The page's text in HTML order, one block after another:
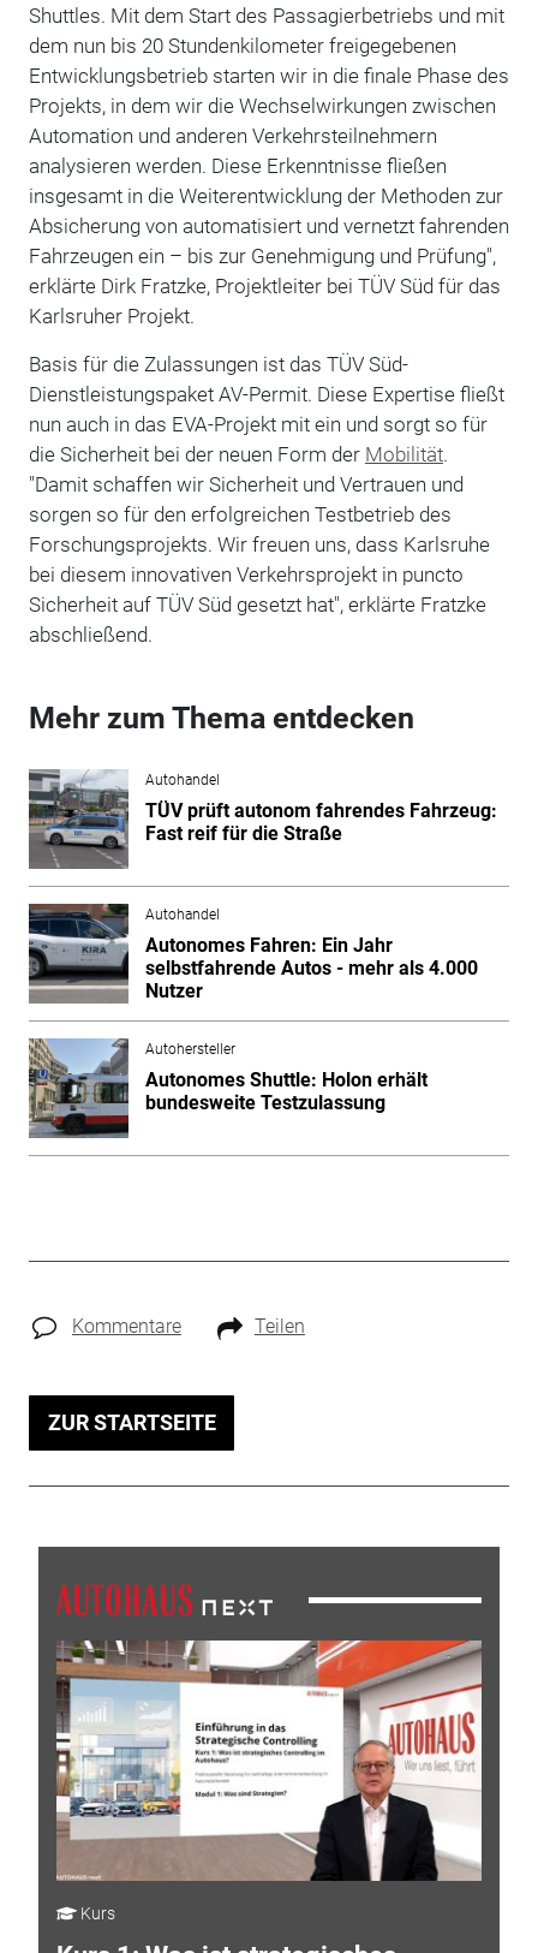
Shuttles. Mit dem Start des Passagierbetriebs und mit
dem nun bis 20 Stundenkilometer freigegebenen
Entwicklungsbetrieb starten wir in die finale Phase des
Projekts, in dem wir die Wechselwirkungen zwischen
Automation und anderen Verkehrsteilnehmern
analysieren werden. Diese Erkenntnisse fließen
insgesamt in die Weiterentwicklung der Methoden zur
Absicherung von automatisiert und vernetzt fahrenden
Fahrzeugen ein – bis zur Genehmigung und Prüfung",
erklärte Dirk Fratzke, Projektleiter bei TÜV Süd für das
Karlsruher Projekt.
Basis für die Zulassungen ist das TÜV Süd-
Dienstleistungspaket AV-Permit. Diese Expertise fließt
nun auch in das EVA-Projekt mit ein und sorgt so für
die Sicherheit bei der neuen Form der Mobilität.
"Damit schaffen wir Sicherheit und Vertrauen und
sorgen so für den erfolgreichen Testbetrieb des
Forschungsprojekts. Wir freuen uns, dass Karlsruhe
bei diesem innovativen Verkehrsprojekt in puncto
Sicherheit auf TÜV Süd gesetzt hat", erklärte Fratzke
abschließend.
Mehr zum Thema entdecken
Autohandel
TÜV prüft autonom fahrendes Fahrzeug:
Fast reif für die Straße
Autohandel
Autonomes Fahren: Ein Jahr
selbstfahrende Autos - mehr als 4.000
Nutzer
Autohersteller
Autonomes Shuttle: Holon erhält
bundesweite Testzulassung
Kommentare Teilen
ZUR STARTSEITE
Kurs